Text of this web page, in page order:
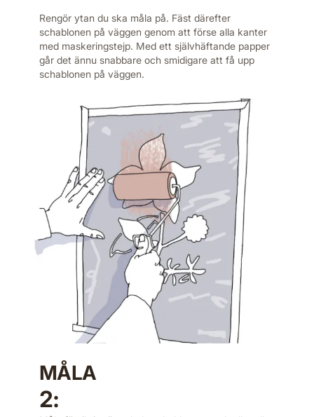
Rengör ytan du ska måla på. Fäst därefter
schablonen på väggen genom att förse alla kanter
med maskeringstejp. Med ett självhäftande papper
går det ännu snabbare och smidigare att få upp
schablonen på väggen.
MÅLA
2: